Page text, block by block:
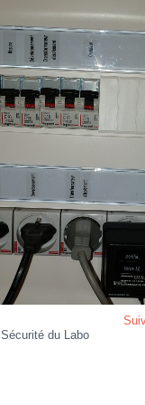
Sécurité du Labo